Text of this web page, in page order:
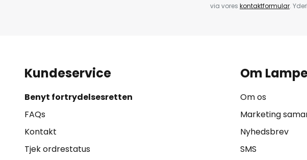
via vores kontaktformular.
Kundeservice
Benyt fortrydelsesretten
FAQs
Kontakt
Tjek ordrestatus
Om
Om os
Marketing
Nyhedsbrev
SMS